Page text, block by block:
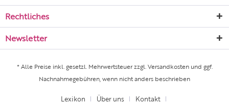
Rechtliches
Newsletter
* Alle Preise inkl. gesetzl. Mehrwertsteuer zzgl.Versandkostenund ggf.
Nachnahmegebühren, wenn nicht anders beschrieben
Lexikon Über uns Kontakt